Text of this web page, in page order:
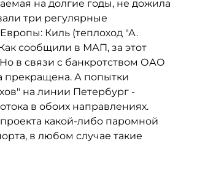
на долгие годы, не дожила
три регулярные
Киль (теплоход "А.
сообщили в МАП, за этот
в связи с банкротством ОАО
прекращена. А попытки
на линии Петербург -
в обоих направлениях.
какой-либо паромной
в любом случае такие